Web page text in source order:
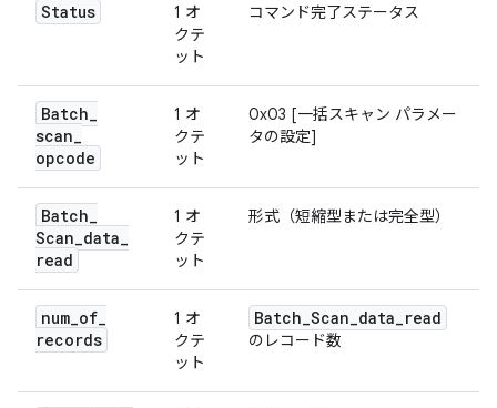
Status
1 オ
クテ
ット
コマンド完了ステータス
Batch_
scan_
opcode
1 オ
クテ
ット
0x03 [一括スキャン パラメー
タの設定]
Batch_
Scan_data_
read
1 オ
クテ
ット
形式（短縮型または完全型）
num_of_
records
1 オ
クテ
ット
Batch_Scan_data_read
のレコード数